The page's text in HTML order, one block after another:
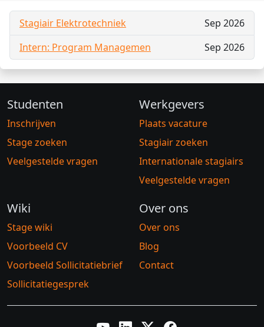
Stagiair Elektrotechniek
Sep 2026
Intern: Program Managemen
Sep 2026
Studenten
Inschrijven
Stage zoeken
Veelgestelde vragen
Werkgevers
Plaats vacature
Stagiair zoeken
Internationale stagiairs
Veelgestelde vragen
Wiki
Stage wiki
Voorbeeld CV
Voorbeeld Sollicitatiebrief
Sollicitatiegesprek
Over ons
Over ons
Blog
Contact